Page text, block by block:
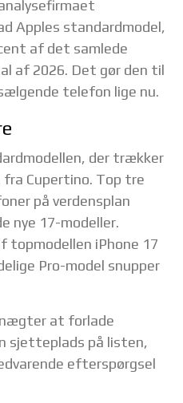
Apples standardmodel,
af det samlede
af 2026. Det gør den til
telefon lige nu.
der trækker
Cupertino. Top tre
på verdensplan
nye 17-modeller.
topmodellen iPhone 17
Pro-model snupper
nægter at forlade
sjetteplads på listen,
efterspørgsel